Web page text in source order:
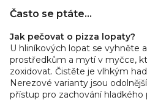
Často se ptáte...
Jak pečovat o pizza lopaty?
U hliníkových lopat se vyhněte
prostředkům a mytí v myčce,
zoxidovat. Čistěte je vlhkým
Nerezové varianty jsou
přístup pro zachování hladkého